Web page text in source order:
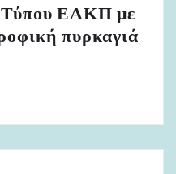
Τύπου ΕΑΚΠ με
πυρκαγιά